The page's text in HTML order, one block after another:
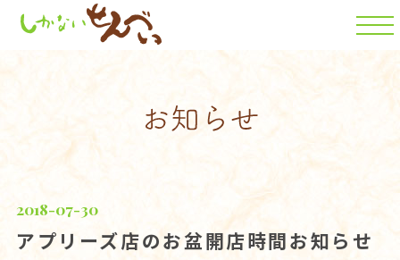
2018-07-30
アプリーズ店のお盆開店時間お知らせ